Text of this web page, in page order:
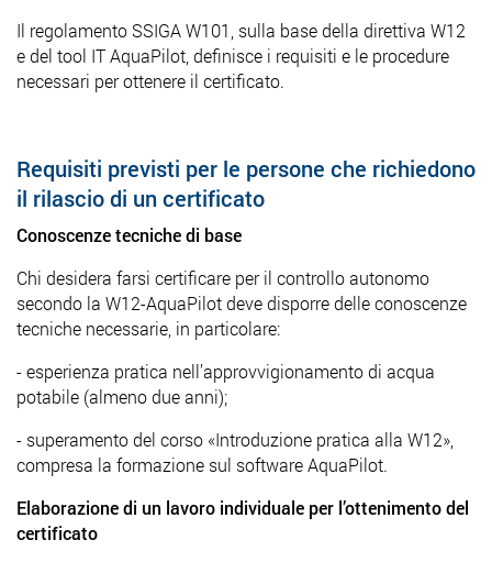
Il regolamento SSIGA W101, sulla base della direttiva W12
e del tool IT AquaPilot, definisce i requisiti e le procedure
necessari per ottenere il certificato.
Requisiti previsti per le persone che richiedono
il rilascio di un certificato
Conoscenze tecniche di base
Chi desidera farsi certificare per il controllo autonomo
secondo la W12-AquaPilot deve disporre delle conoscenze
tecniche necessarie, in particolare:
- esperienza pratica nell’approvvigionamento di acqua
potabile (almeno due anni);
- superamento del corso «Introduzione pratica alla W12»,
compresa la formazione sul software AquaPilot.
Elaborazione di un lavoro individuale per l’ottenimento del
certificato